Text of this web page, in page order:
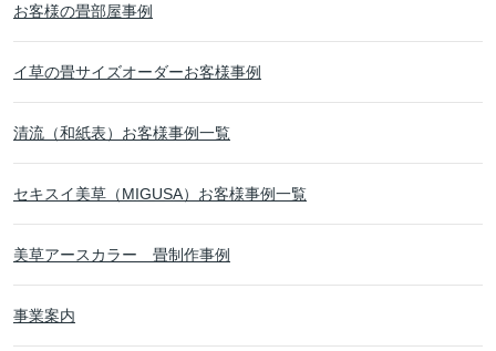
お客様の畳部屋事例
イ草の畳サイズオーダーお客様事例
清流（和紙表）お客様事例一覧
セキスイ美草（MIGUSA）お客様事例一覧
美草アースカラー 畳制作事例
事業案内